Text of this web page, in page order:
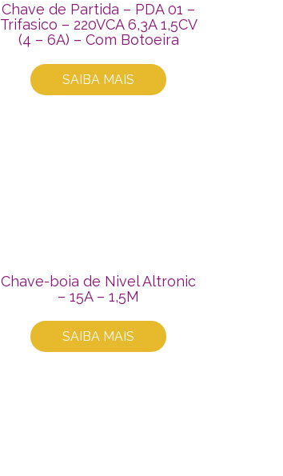
Chave de Partida – PDA 01 –
Trifasico – 220VCA 6,3A 1,5CV
(4 – 6A) – Com Botoeira
SAIBA MAIS
Chave-boia de Nivel Altronic
– 15A – 1,5M
SAIBA MAIS